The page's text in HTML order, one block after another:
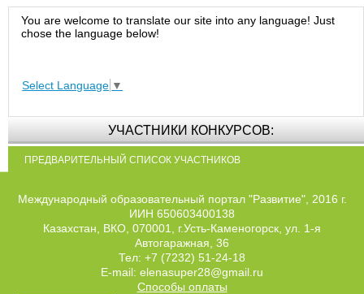
You are welcome to translate our site into any language! Just
chose the language below!
Select Language ▼
УЧАСТНИКИ КОНКУРСОВ:
ПРЕДВАРИТЕЛЬНЫЙ СПИСОК УЧАСТНИКОВ
Международный образовательный портал "Развитие", 2016 г.
ИИН 650603400138
Казахстан, ВКО, 070001, г.Усть-Каменогорск, ул. 1-я
Автогаражная, 36
Тел: +7 (7232) 51-24-18
E-mail: elenasuper28@gmail.ru
Способы оплаты